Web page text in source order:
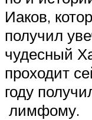
Иаков,
получил
чудесный
проходит
году
лимфому.